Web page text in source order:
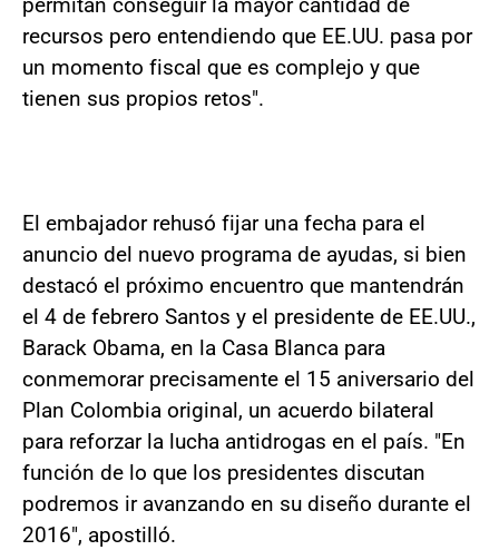
recursos pero entendiendo que EE.UU. pasa por
un momento fiscal que es complejo y que
tienen sus propios retos".
El embajador rehusó fijar una fecha para el
anuncio del nuevo programa de ayudas, si bien
destacó el próximo encuentro que mantendrán
el 4 de febrero Santos y el presidente de EE.UU.,
Barack Obama, en la Casa Blanca para
conmemorar precisamente el 15 aniversario del
Plan Colombia original, un acuerdo bilateral
para reforzar la lucha antidrogas en el país. "En
función de lo que los presidentes discutan
podremos ir avanzando en su diseño durante el
2016", apostilló.